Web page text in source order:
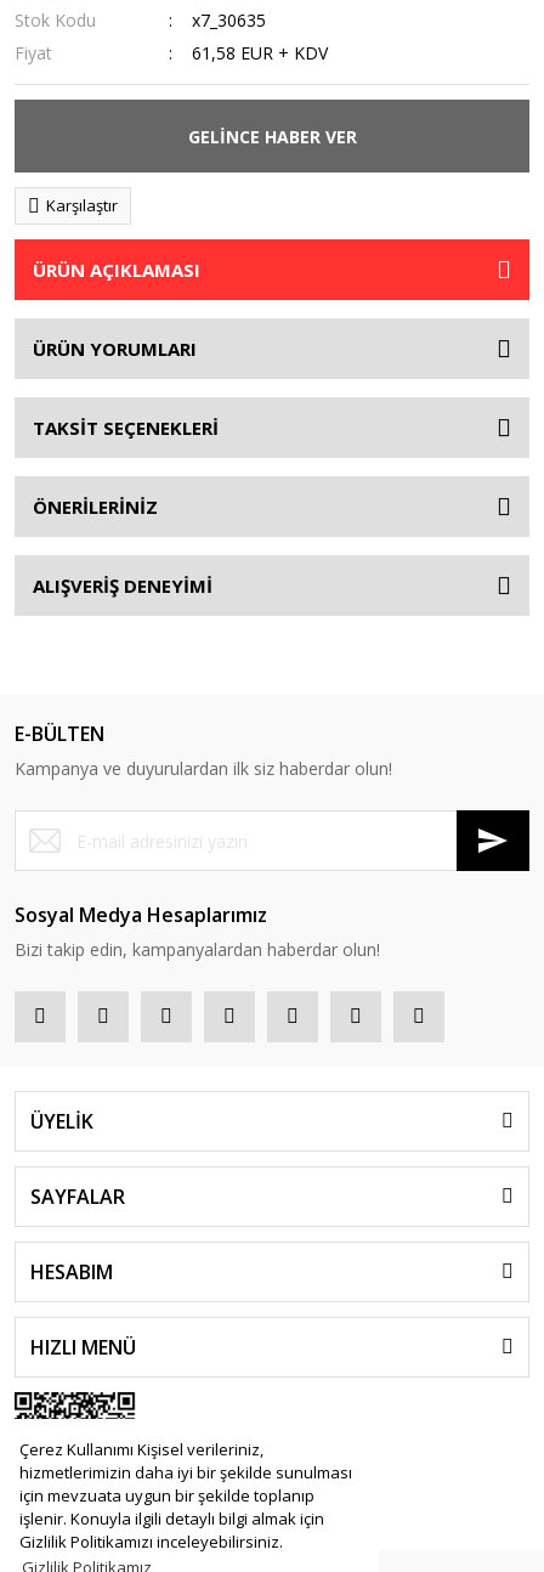
Çerez Kullanımı Kişisel verileriniz,
hizmetlerimizin daha iyi bir şekilde sunulması
için mevzuata uygun bir şekilde toplanıp
işlenir. Konuyla ilgili detaylı bilgi almak için
Gizlilik Politikamızı inceleyebilirsiniz.
Stok Kodu
x7_30635
Fiyat
61,58 EUR + KDV
GELİNCE HABER VER
Karşılaştır
ÜRÜN AÇIKLAMASI
ÜRÜN YORUMLARI
TAKSİT SEÇENEKLERİ
ÖNERİLERİNİZ
ALIŞVERİŞ DENEYİMİ
E-BÜLTEN
Kampanya ve duyurulardan ilk siz haberdar olun!
Sosyal Medya Hesaplarımız
Bizi takip edin, kampanyalardan haberdar olun!
ÜYELİK
SAYFALAR
HESABIM
HIZLI MENÜ